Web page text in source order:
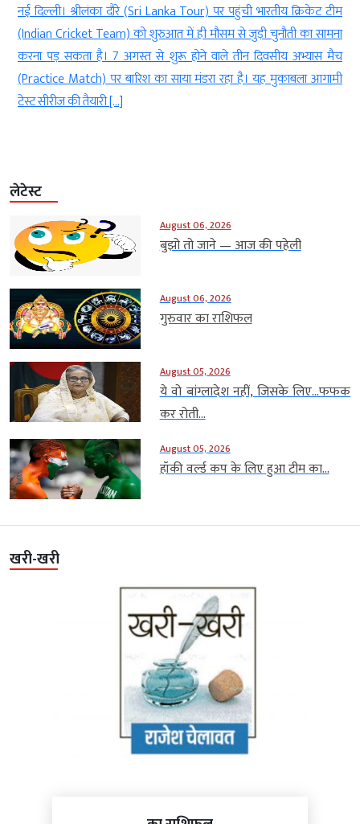
नई दिल्ली। श्रीलंका दौरे (Sri Lanka Tour) पर पहुंची भारतीय क्रिकेट टीम
(Indian Cricket Team) को शुरुआत में ही मौसम से जुड़ी चुनौती का सामना
करना पड़ सकता है। 7 अगस्त से शुरू होने वाले तीन दिवसीय अभ्यास मैच
(Practice Match) पर बारिश का साया मंडरा रहा है। यह मुकाबला आगामी
टेस्ट सीरीज की तैयारी […]
लेटेस्ट
August 06, 2026
बुझो तो जाने — आज की पहेली
August 06, 2026
गुरुवार का राशिफल
August 05, 2026
ये वो बांग्लादेश नहीं, जिसके लिए…फफक
कर रोती...
August 05, 2026
हॉकी वर्ल्ड कप के लिए हुआ टीम का...
खरी-खरी